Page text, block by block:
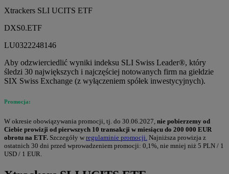
Xtrackers SLI UCITS ETF
DXS0.ETF
LU0322248146
Aby odzwierciedlić wyniki indeksu SLI Swiss Leader®, który
śledzi 30 największych i najczęściej notowanych firm na giełdzie
SIX Swiss Exchange (z wyłączeniem spółek inwestycyjnych).
Promocja:
W okresie obowiązywania promocji, tj. do 30.06.2027, nie pobierzemy od
Ciebie prowizji od pierwszych 10 transakcji w miesiącu do 200 000 EUR
obrotu na ETF. Szczegóły w regulaminie promocji. Najniższa prowizja z
ostatnich 30 dni przed wprowadzeniem promocji: 0,1%, nie mniej niż 5 PLN / 1
USD / 1 EUR.